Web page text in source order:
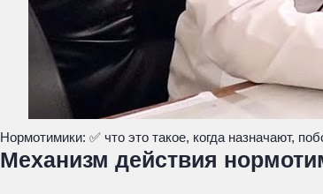
Нормотимики: ✅ что это такое, когда назначают,
Механизм действия